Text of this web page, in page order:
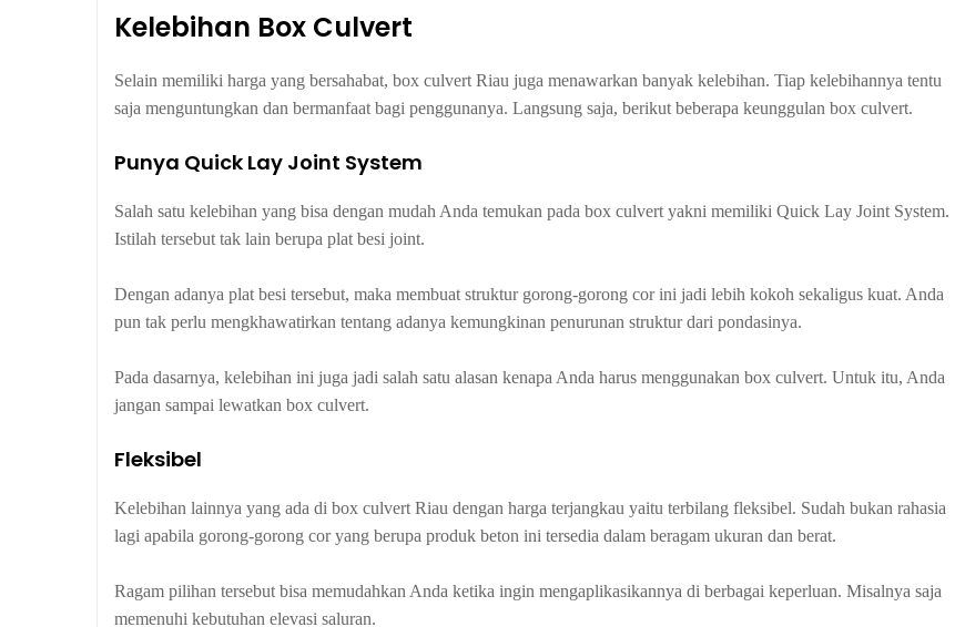
Kelebihan Box Culvert
Selain memiliki harga yang bersahabat, box culvert Riau juga menawarkan banyak kelebihan. Tiap kelebihannya tentu
saja menguntungkan dan bermanfaat bagi penggunanya. Langsung saja, berikut beberapa keunggulan box culvert.
Punya Quick Lay Joint System
Salah satu kelebihan yang bisa dengan mudah Anda temukan pada box culvert yakni memiliki Quick Lay Joint System.
Istilah tersebut tak lain berupa plat besi joint.
Dengan adanya plat besi tersebut, maka membuat struktur gorong-gorong cor ini jadi lebih kokoh sekaligus kuat. Anda
pun tak perlu mengkhawatirkan tentang adanya kemungkinan penurunan struktur dari pondasinya.
Pada dasarnya, kelebihan ini juga jadi salah satu alasan kenapa Anda harus menggunakan box culvert. Untuk itu, Anda
jangan sampai lewatkan box culvert.
Fleksibel
Kelebihan lainnya yang ada di box culvert Riau dengan harga terjangkau yaitu terbilang fleksibel. Sudah bukan rahasia
lagi apabila gorong-gorong cor yang berupa produk beton ini tersedia dalam beragam ukuran dan berat.
Ragam pilihan tersebut bisa memudahkan Anda ketika ingin mengaplikasikannya di berbagai keperluan. Misalnya saja
memenuhi kebutuhan elevasi saluran.